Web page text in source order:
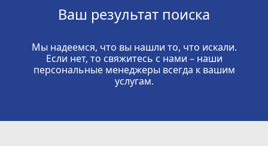
Ваш результат поиска
Мы надеемся, что вы нашли то, что искали.
Если нет, то свяжитесь с нами – наши
персональные менеджеры всегда к вашим
услугам.